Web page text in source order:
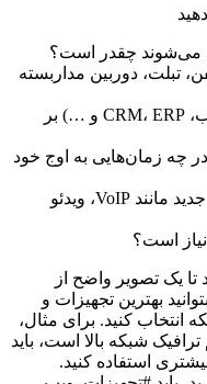
می‌شوند چقدر است؟
تبلت، دوربین مداربسته
چه برنامه‌های کاربردی (ایمیل، وب، CRM، ERP و …) بر
چه زمان‌هایی به اوج خود
آیا نیاز به پشتیبانی از فناوری‌های جدید مانند VoIP، ویدئو
است؟
یک تصویر واضح از
بهترین تجهیزات و
کنید. برای مثال،
شبکه بالا است، باید
استفاده کنید.